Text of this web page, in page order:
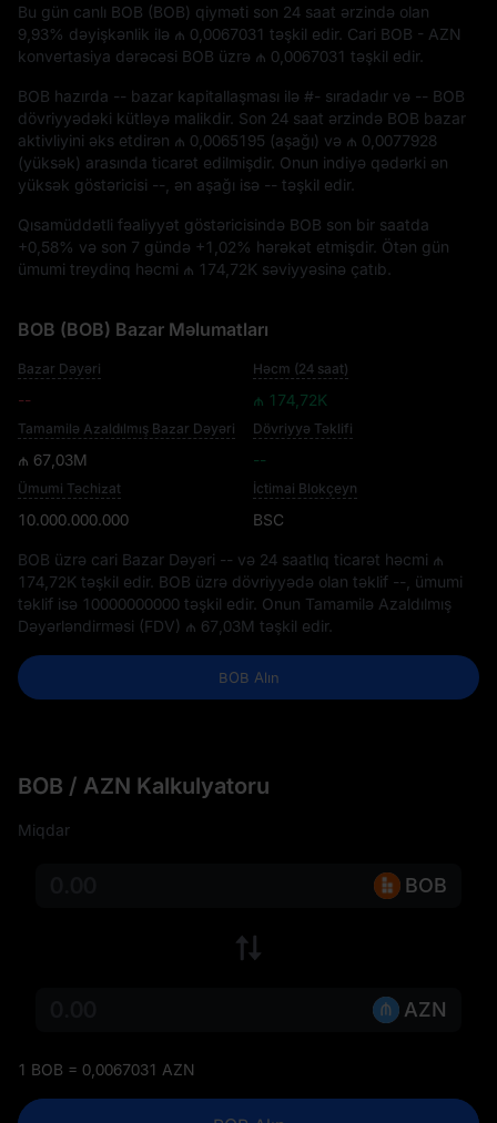
Bu gün canlı BOB (BOB) qiyməti son 24 saat ərzində olan
9,93% dəyişkənlik ilə ₼ 0,0067031 təşkil edir. Cari BOB - AZN
konvertasiya dərəcəsi BOB üzrə ₼ 0,0067031 təşkil edir.
BOB hazırda -- bazar kapitallaşması ilə #- sıradadır və -- BOB
dövriyyədəki kütləyə malikdir. Son 24 saat ərzində BOB bazar
aktivliyini əks etdirən ₼ 0,0065195 (aşağı) və ₼ 0,0077928
(yüksək) arasında ticarət edilmişdir. Onun indiyə qədərki ən
yüksək göstəricisi -- , ən aşağı isə -- təşkil edir.
Qısamüddətli fəaliyyət göstəricisində BOB son bir saatda
+0,58% və son 7 gündə +1,02% hərəkət etmişdir. Ötən gün
ümumi treydinq həcmi ₼ 174,72K səviyyəsinə çatıb.
BOB (BOB) Bazar Məlumatları
Bazar Dəyəri
--
Həcm (24 saat)
₼ 174,72K
Tamamilə Azaldılmış Bazar Dəyəri
₼ 67,03M
Dövriyyə Təklifi
--
Ümumi Təchizat
10.000.000.000
İctimai Blokçeyn
BSC
BOB üzrə cari Bazar Dəyəri -- və 24 saatlıq ticarət həcmi ₼
174,72K təşkil edir. BOB üzrə dövriyyədə olan təklif -- , ümumi
təklif isə 10000000000 təşkil edir. Onun Tamamilə Azaldılmış
Dəyərləndirməsi (FDV) ₼ 67,03M təşkil edir.
BOB Alın
BOB / AZN Kalkulyatoru
Miqdar
BOB
AZN
1 BOB = 0,0067031 AZN